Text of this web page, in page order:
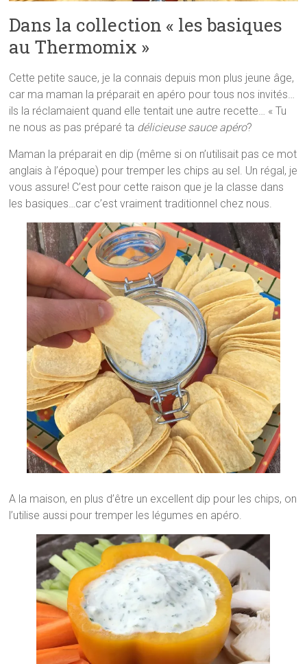
Dans la collection « les basiques
au Thermomix »
Cette petite sauce, je la connais depuis mon plus jeune âge,
car ma maman la préparait en apéro pour tous nos invités…
ils la réclamaient quand elle tentait une autre recette… « Tu
ne nous as pas préparé ta délicieuse sauce apéro?
Maman la préparait en dip (même si on n’utilisait pas ce mot
anglais à l’époque) pour tremper les chips au sel. Un régal, je
vous assure! C’est pour cette raison que je la classe dans
les basiques…car c’est vraiment traditionnel chez nous.
A la maison, en plus d’être un excellent dip pour les chips, on
l’utilise aussi pour tremper les légumes en apéro.